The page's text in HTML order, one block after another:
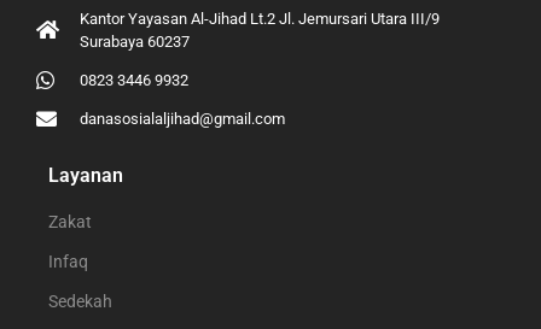
Kantor Yayasan Al-Jihad Lt.2 Jl. Jemursari Utara III/9
Surabaya 60237
0823 3446 9932
danasosialaljihad@gmail.com
Layanan
Zakat
Infaq
Sedekah